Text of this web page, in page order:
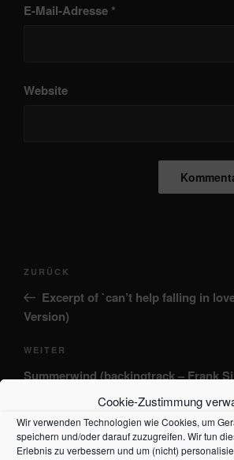
Cookie-Zustimmung
Wir verwenden Technologien wie Cookies, um
speichern und/oder darauf zuzugreifen. Wir tun
Erlebnis zu verbessern und um (nicht)
E-Mail-Adresse *
Website
Beitragsnavigation
Vorheriger
Beitrag
ZURÜCK
Excerpt of `can’t help falling in
Version)
Nächster
Beitrag
WEITER
Summerwind (backingtrack – Frank